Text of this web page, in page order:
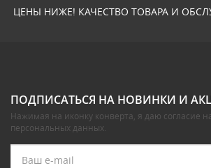
ЦЕНЫ НИЖЕ! КАЧЕСТВО ТОВАРА И
ПОДПИСАТЬСЯ НА НОВИНКИ И
Нажимая на иконку конверта, я даю согласие
персональных данных.